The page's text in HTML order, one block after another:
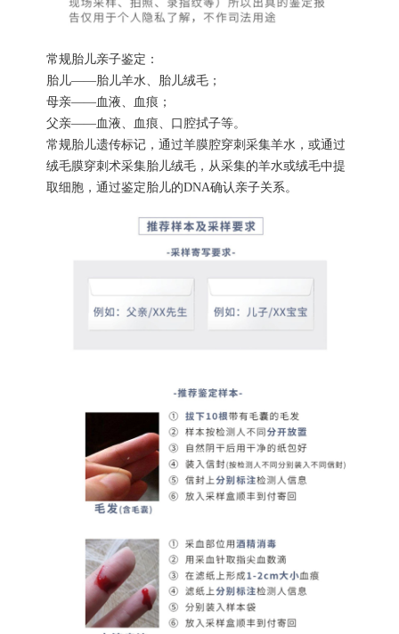
常规胎儿亲子鉴定：
胎儿——胎儿羊水、胎儿绒毛；
母亲——血液、血痕；
父亲——血液、血痕、口腔拭子等。
常规胎儿遗传标记，通过羊膜腔穿刺采集羊水，或通过
绒毛膜穿刺术采集胎儿绒毛，从采集的羊水或绒毛中提
取细胞，通过鉴定胎儿的DNA确认亲子关系。